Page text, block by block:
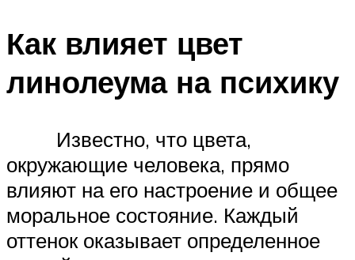
Как влияет цвет
линолеума на психику
Известно, что цвета,
окружающие человека, прямо
влияют на его настроение и общее
моральное состояние. Каждый
оттенок оказывает определенное